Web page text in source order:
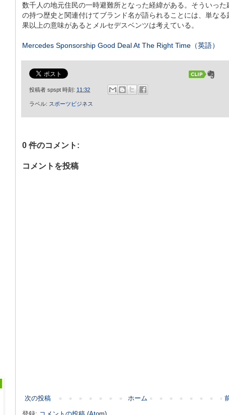
数千人の地元住民の一時避難所となった経緯がある。そういった
の持つ歴史と関連付けてブランド名が語られることには、単なる
果以上の意味があるとメルセデスベンツは考えている。
Mercedes Sponsorship Good Deal At The Right Time（英語）
投稿者 spspt 時刻: 11:32
ラベル: スポーツビジネス
0 件のコメント:
コメントを投稿
次の投稿 ホーム